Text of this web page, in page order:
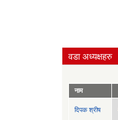
वडा अध्यक्षहरु
नाम
दिपक श्रीष